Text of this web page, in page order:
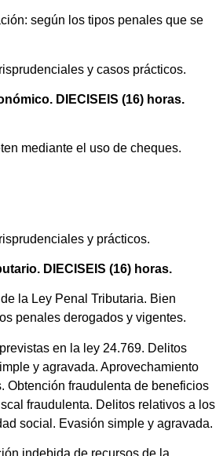
según los tipos penales que se
y casos prácticos.
DIECISEIS (16) horas.
mediante el uso de cheques.
y prácticos.
DIECISEIS (16) horas.
la Ley Penal Tributaria. Bien
penales derogados y vigentes.
en la ley 24.769. Delitos
y agravada. Aprovechamiento
Obtención fraudulenta de beneficios
fraudulenta. Delitos relativos a los
social. Evasión simple y agravada.